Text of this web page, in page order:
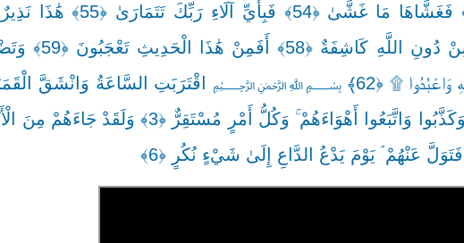
أَظْلَمَ وَأَطْغَىٰ ﴿52﴾ وَالْمُؤْتَفِكَةَ أَهْوَىٰ ﴿53﴾ فَغَشَّاهَا مَا
الْأُولَىٰ ﴿56﴾ أَزِفَتِ الْآزِفَةُ ﴿57﴾
يَرَوْا آيَةً يُعْرِضُوا وَيَقُولُوا سِحْرٌ مُسْتَمِرٌّ ﴿2﴾ وَكَذَّبُوا وَاتَّبَعُوا أَهْوَاءَهُمْ ۚ وَكُلُّ أَمْرٍ